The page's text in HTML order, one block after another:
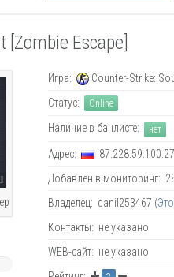
[Zombie Escape]
Игра:
Counter-Strike:
Статус:
Online
Наличие в банлисте: нет
Адрес:
Добавлен в мониторинг:
Владелец: danil253467 (
Контакты: не указано
WEB-сайт: не указано